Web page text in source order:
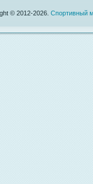
© 2012-2026. Спортивный